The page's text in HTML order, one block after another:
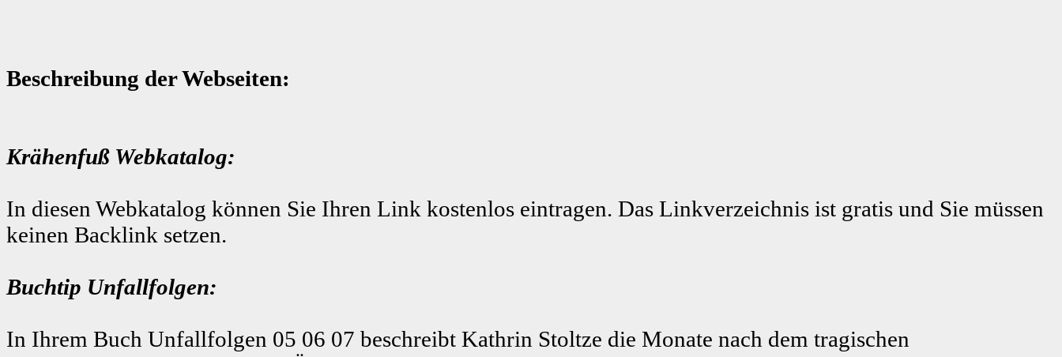
Beschreibung der Webseiten:
Krähenfuß Webkatalog:
In diesen Webkatalog können Sie Ihren Link kostenlos eintragen. Das Linkverzeichnis ist gratis und Sie müssen
keinen Backlink setzen.
Buchtip Unfallfolgen:
In Ihrem Buch Unfallfolgen 05 06 07 beschreibt Kathrin Stoltze die Monate nach dem tragischen